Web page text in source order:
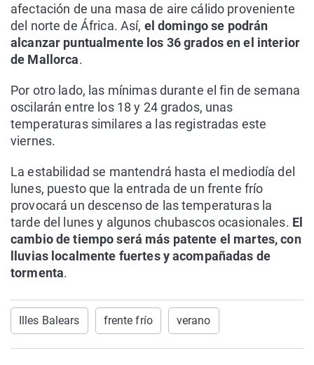
afectación de una masa de aire cálido proveniente
del norte de África. Así, el domingo se podrán
alcanzar puntualmente los 36 grados en el interior
de Mallorca.
Por otro lado, las mínimas durante el fin de semana
oscilarán entre los 18 y 24 grados, unas
temperaturas similares a las registradas este
viernes.
La estabilidad se mantendrá hasta el mediodía del
lunes, puesto que la entrada de un frente frío
provocará un descenso de las temperaturas la
tarde del lunes y algunos chubascos ocasionales. El
cambio de tiempo será más patente el martes, con
lluvias localmente fuertes y acompañadas de
tormenta.
Illes Balears frente frío verano